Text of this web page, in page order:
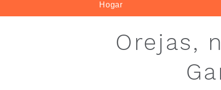
Hogar
Orejas,